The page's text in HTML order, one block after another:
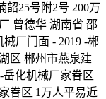
25号附2号 200万
曾德华 湖南省 邵
厂门面 - 2019 -郴
区 郴州市燕泉建
岳化机械厂家眷区
眷区 1万人平易近